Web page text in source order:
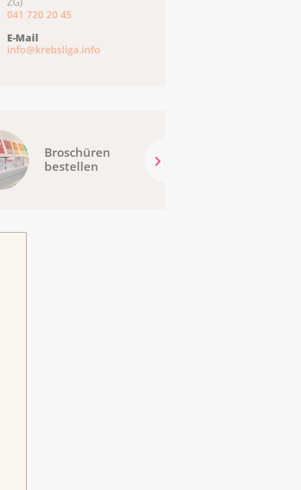
041 720 20 45
E-Mail
info@krebsliga.info
Broschüren
bestellen